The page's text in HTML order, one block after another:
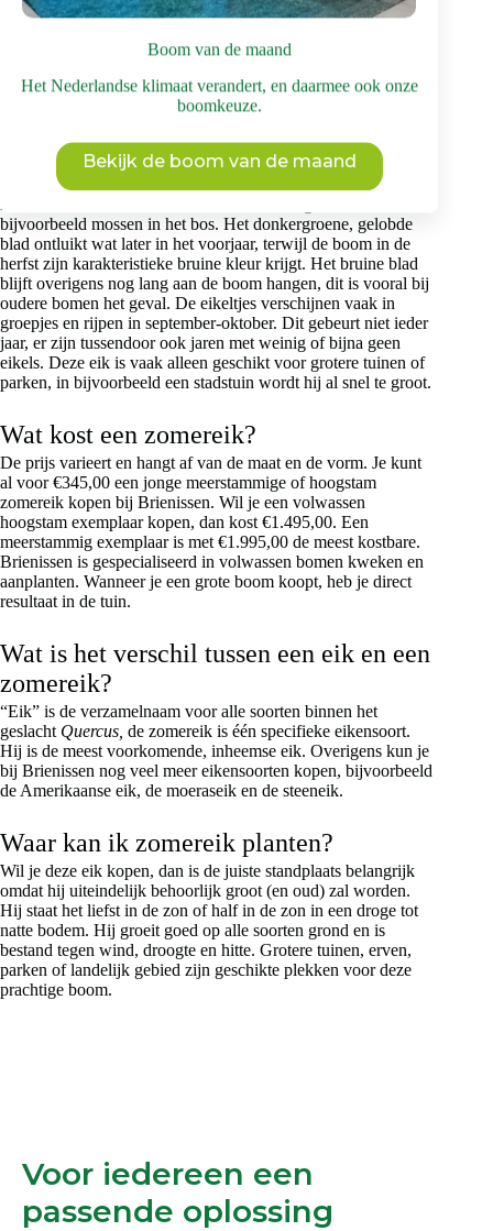
Boom van de maand
Het Nederlandse klimaat verandert, en daarmee ook onze
boomkeuze.
Bekijk de boom van de maand
worden
op
de
Kan ik een zomereik (Quercus robur
kopen?
Ja, je kunt zeker een zomereik kopen. Brienissen is
deze bomen ook zien in de Brienissen Bomenwinkel, waar je
onder andere de zomereik kunt kopen. Deze imposante, traag
groeiende, inheemse boom speelt een belangrijke ecologische
rol in Nederland, voor zowel insecten en vogels als
bijvoorbeeld mossen in het bos. Het donkergroene, gelobde
blad ontluikt wat later in het voorjaar, terwijl de boom in de
herfst zijn karakteristieke bruine kleur krijgt. Het bruine blad
blijft overigens nog lang aan de boom hangen, dit is vooral bij
oudere bomen het geval. De eikeltjes verschijnen vaak in
groepjes en rijpen in september-oktober. Dit gebeurt niet ieder
jaar, er zijn tussendoor ook jaren met weinig of bijna geen
eikels. Deze eik is vaak alleen geschikt voor grotere tuinen of
parken, in bijvoorbeeld een stadstuin wordt hij al snel te groot.
Wat kost een zomereik?
De prijs varieert en hangt af van de maat en de vorm. Je kunt
al voor €345,00 een jonge meerstammige of hoogstam
zomereik kopen bij Brienissen. Wil je een volwassen
hoogstam exemplaar kopen, dan kost €1.495,00. Een
meerstammig exemplaar is met €1.995,00 de meest kostbare.
Brienissen is gespecialiseerd in volwassen bomen kweken en
aanplanten. Wanneer je een grote boom koopt, heb je direct
resultaat in de tuin.
Wat is het verschil tussen een eik en een
zomereik?
“Eik” is de verzamelnaam voor alle soorten binnen het
geslacht Quercus, de zomereik is één specifieke eikensoort.
Hij is de meest voorkomende, inheemse eik. Overigens kun je
bij Brienissen nog veel meer eikensoorten kopen, bijvoorbeeld
de Amerikaanse eik, de moeraseik en de steeneik.
Waar kan ik zomereik planten?
Wil je deze eik kopen, dan is de juiste standplaats belangrijk
omdat hij uiteindelijk behoorlijk groot (en oud) zal worden.
Hij staat het liefst in de zon of half in de zon in een droge tot
natte bodem. Hij groeit goed op alle soorten grond en is
bestand tegen wind, droogte en hitte. Grotere tuinen, erven,
parken of landelijk gebied zijn geschikte plekken voor deze
prachtige boom.
Voor iedereen een
passende oplossing